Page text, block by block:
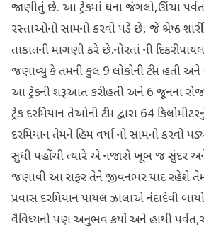
જાણીતું છે. આ ટ્રેકમાં ઘના જંગલો,ઊંચા
રસ્તાઓનો સામનો કરવો પડે છે, જે શ્રેષ્ઠ
તાકાતની માગણી કરે છે.નોરતાં ની દિકરી
જણાવ્યું કે તમની કુલ 9 લોકોની ટીમ હતી
આ ટ્રેકની શરૂઆત કરી હતી અને 6 જૂનના રોજ
ટ્રેક દરમિયાન તેઓની ટીમ દ્વારા 64
દરમિયાન તેમને હિમ વર્ષા નો સામનો કરવો
સુધી પહોંચી ત્યારે એ નજારો ખૂબ જ સુંદર
જણાવી આ સફર તેને જીવનભર યાદ રહેશે
પ્રવાસ દરમિયાન પાયલ ઝાલાએ નંદાદેવી
વૈવિધ્યનો પણ અનુભવ કર્યો અને હાથી